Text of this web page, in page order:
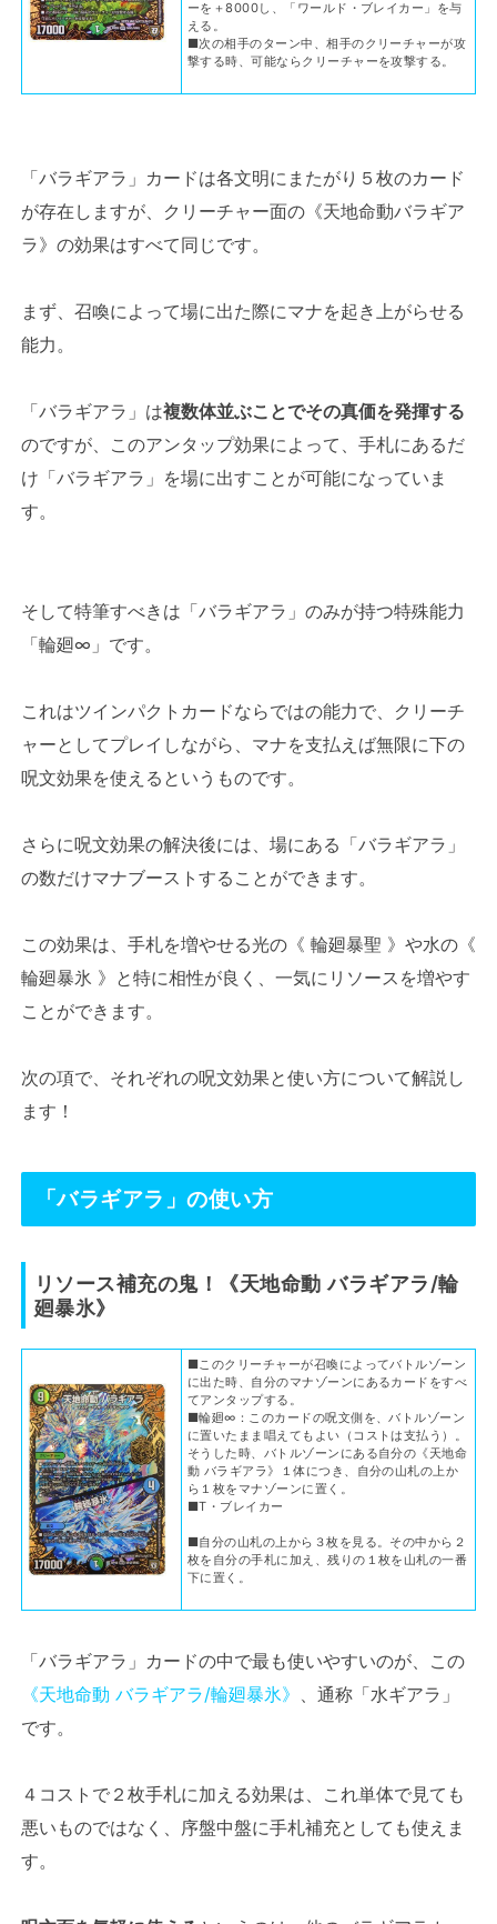
ーを＋8000し、「ワールド・ブレイカー」を与
える。
■次の相手のターン中、相手のクリーチャーが攻
撃する時、可能ならクリーチャーを攻撃する。
「バラギアラ」カードは各文明にまたがり５枚のカード
が存在しますが、クリーチャー面の《天地命動バラギア
ラ》の効果はすべて同じです。
まず、召喚によって場に出た際にマナを起き上がらせる
能力。
「バラギアラ」は複数体並ぶことでその真価を発揮する
のですが、このアンタップ効果によって、手札にあるだ
け「バラギアラ」を場に出すことが可能になっていま
す。
そして特筆すべきは「バラギアラ」のみが持つ特殊能力
「輪廻∞」です。
これはツインパクトカードならではの能力で、クリーチ
ャーとしてプレイしながら、マナを支払えば無限に下の
呪文効果を使えるというものです。
さらに呪文効果の解決後には、場にある「バラギアラ」
の数だけマナブーストすることができます。
この効果は、手札を増やせる光の《 輪廻暴聖 》や水の《
輪廻暴氷 》と特に相性が良く、一気にリソースを増やす
ことができます。
次の項で、それぞれの呪文効果と使い方について解説し
ます！
「バラギアラ」の使い方
リソース補充の鬼！《天地命動 バラギアラ/輪
廻暴氷》
■このクリーチャーが召喚によってバトルゾーン
に出た時、自分のマナゾーンにあるカードをすべ
てアンタップする。
■輪廻∞：このカードの呪文側を、バトルゾーン
に置いたまま唱えてもよい（コストは支払う）。
そうした時、バトルゾーンにある自分の《天地命
動 バラギアラ》１体につき、自分の山札の上か
ら１枚をマナゾーンに置く。
■T・ブレイカー
■自分の山札の上から３枚を見る。その中から２
枚を自分の手札に加え、残りの１枚を山札の一番
下に置く。
「バラギアラ」カードの中で最も使いやすいのが、この
《天地命動 バラギアラ/輪廻暴氷》 、通称「水ギアラ」
です。
４コストで２枚手札に加える効果は、これ単体で見ても
悪いものではなく、序盤中盤に手札補充としても使えま
す。